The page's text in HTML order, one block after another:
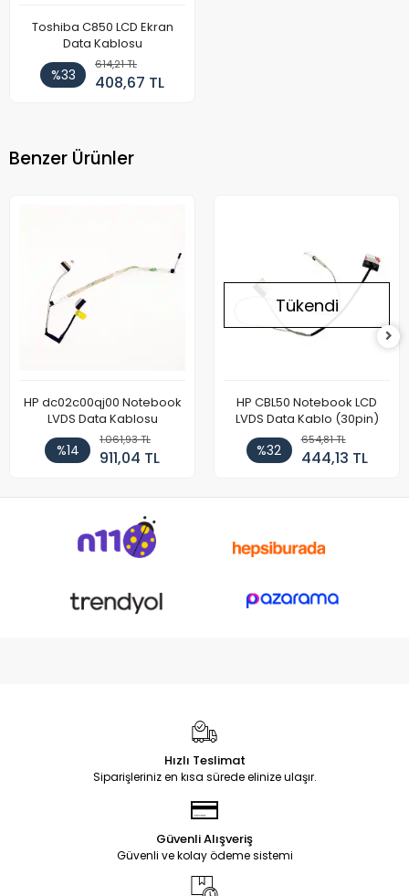
Toshiba C850 LCD Ekran
Data Kablosu
%33
614,21 TL
408,67 TL
Benzer Ürünler
HP dc02c00qj00 Notebook
LVDS Data Kablosu
%14
1.061,93 TL
911,04 TL
Tükendi
HP CBL50 Notebook LCD
LVDS Data Kablo (30pin)
%32
654,81 TL
444,13 TL
Hızlı Teslimat
Siparişleriniz en kısa sürede elinize ulaşır.
Güvenli Alışveriş
Güvenli ve kolay ödeme sistemi